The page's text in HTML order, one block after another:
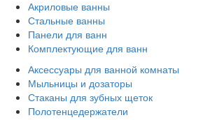
Акриловые ванны
Стальные ванны
Панели для ванн
Комплектующие для ванн
Аксессуары для ванной комнаты
Мыльницы и дозаторы
Стаканы для зубных щеток
Полотенцедержатели